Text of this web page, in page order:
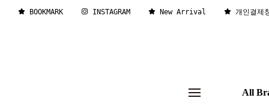
BOOKMARK INSTAGRAM New Arrival 개인결제
All